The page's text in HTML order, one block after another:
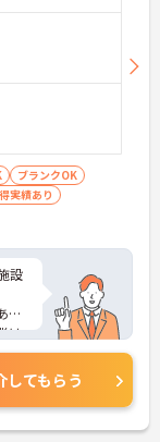
ブランクOK
実績あり
設
る
は
バ
ら
してもらう